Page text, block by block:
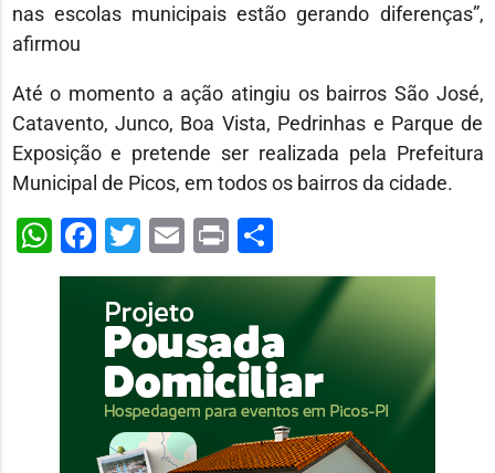
nas escolas municipais estão gerando diferenças”,
afirmou
Até o momento a ação atingiu os bairros São José,
Catavento, Junco, Boa Vista, Pedrinhas e Parque de
Exposição e pretende ser realizada pela Prefeitura
Municipal de Picos, em todos os bairros da cidade.
WhatsApp
Facebook
Twitter
Email
PrintShare